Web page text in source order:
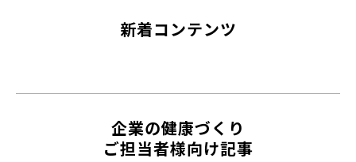
新着コンテンツ
企業の健康づくり
ご担当者様向け記事